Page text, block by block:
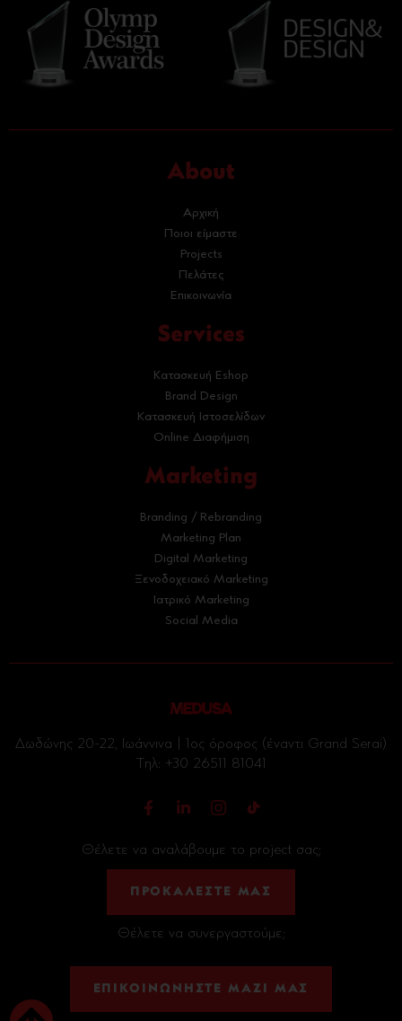
About
Αρχική
Ποιοι είμαστε
Projects
Πελάτες
Επικοινωνία
Services
Κατασκευή Eshop
Brand Design
Κατασκευή Ιστοσελίδων
Online Διαφήμιση
Marketing
Branding / Rebranding
Marketing Plan
Digital Marketing
Ξενοδοχειακό Marketing
Ιατρικό Marketing
Social Media
Δωδώνης 20-22, Ιωάννινα | 1ος όροφος (έναντι Grand Serai)
Tηλ: +30 26511 81041
Θέλετε να αναλάβουμε το project σας;
ΠΡΟΚΑΛΕΣΤΕ ΜΑΣ
Θέλετε να συνεργαστούμε;
ΕΠΙΚΟΙΝΩΝΗΣΤΕ ΜΑΖΙ ΜΑΣ